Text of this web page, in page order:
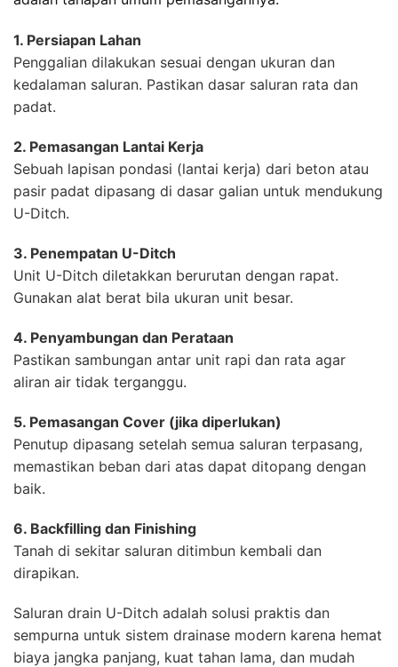
1. Persiapan Lahan
Penggalian dilakukan sesuai dengan ukuran dan
kedalaman saluran. Pastikan dasar saluran rata dan
padat.
2. Pemasangan Lantai Kerja
Sebuah lapisan pondasi (lantai kerja) dari beton atau
pasir padat dipasang di dasar galian untuk mendukung
U-Ditch.
3. Penempatan U-Ditch
Unit U-Ditch diletakkan berurutan dengan rapat.
Gunakan alat berat bila ukuran unit besar.
4. Penyambungan dan Perataan
Pastikan sambungan antar unit rapi dan rata agar
aliran air tidak terganggu.
5. Pemasangan Cover (jika diperlukan)
Penutup dipasang setelah semua saluran terpasang,
memastikan beban dari atas dapat ditopang dengan
baik.
6. Backfilling dan Finishing
Tanah di sekitar saluran ditimbun kembali dan
dirapikan.
Saluran drain U-Ditch adalah solusi praktis dan
sempurna untuk sistem drainase modern karena hemat
biaya jangka panjang, kuat tahan lama, dan mudah